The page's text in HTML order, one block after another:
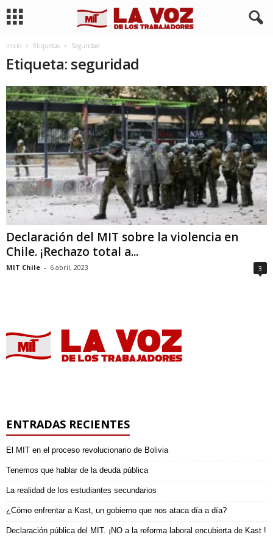
Inicio Etiquetas Seguridad
Etiqueta: seguridad
Declaración del MIT sobre la violencia en
Chile. ¡Rechazo total a...
MIT Chile - 6 abril, 2023 3
ENTRADAS RECIENTES
El MIT en el proceso revolucionario de Bolivia
Tenemos que hablar de la deuda pública
La realidad de los estudiantes secundarios
¿Cómo enfrentar a Kast, un gobierno que nos ataca día a día?
Declaración pública del MIT. ¡NO a la reforma laboral encubierta de Kast !